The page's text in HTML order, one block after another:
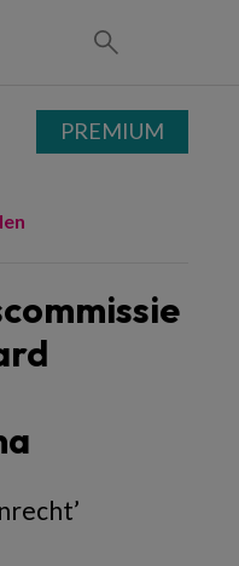
PREMIUM